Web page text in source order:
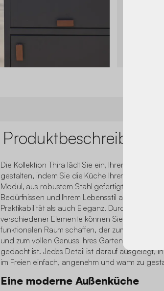
Produktbeschreibung
Die Kollektion Thira lädt Sie ein, Ihren
gestalten, indem Sie die Küche Ihrer Träume
Modul, aus robustem Stahl gefertigt, passt sich
Bedürfnissen und Ihrem Lebensstil an und bietet
Praktikabilität als auch Eleganz. Durch die
verschiedener Elemente können Sie einen
funktionalen Raum schaffen, der zum Kochen,
und zum vollen Genuss Ihres Gartens oder Ihrer
gedacht ist. Jedes Detail ist darauf ausgelegt,
im Freien einfach, angenehm und warm zu
Eine moderne Außenküche